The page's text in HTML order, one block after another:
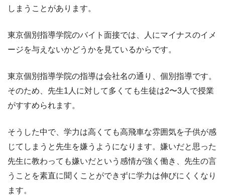
しまうことがあります。
東京個別指導学院のバイト面接では、人にマイナスのイメ
ージを与えないかどうかを見ているからです。
東京個別指導学院の指導は会社名の通り、個別指導です。
そのため、先生1人に対して多くても生徒は2〜3人で授業
がすすめられます。
そうした中で、学力は高くても高飛車な雰囲気を子供が感
じてしまうと先生を嫌うようになります。嫌いだと思った
先生に教わっても嫌いだという感情が強く働き、先生の言
うことを素直に聞くことができずに学力は伸びにくくなり
ます。